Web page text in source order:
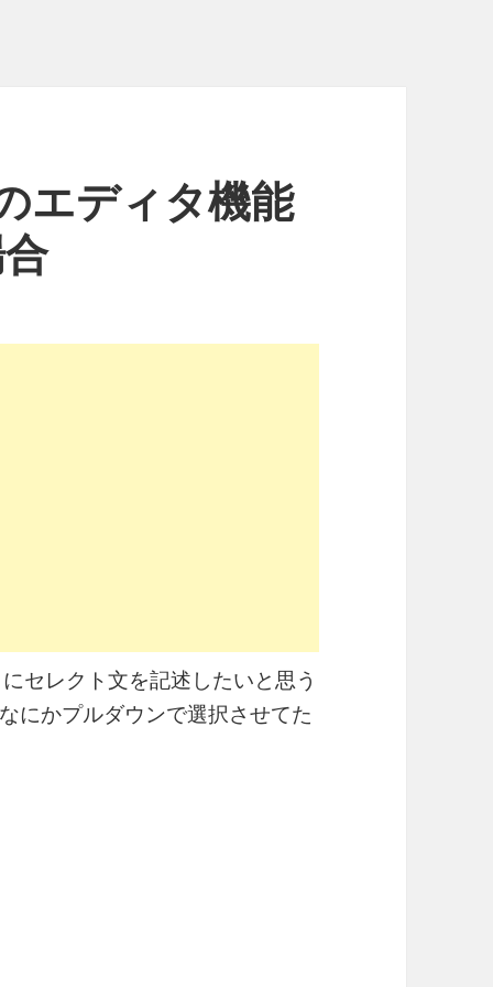
エディタ機能
セレクト文を記述したいと思う
にかプルダウンで選択させてた